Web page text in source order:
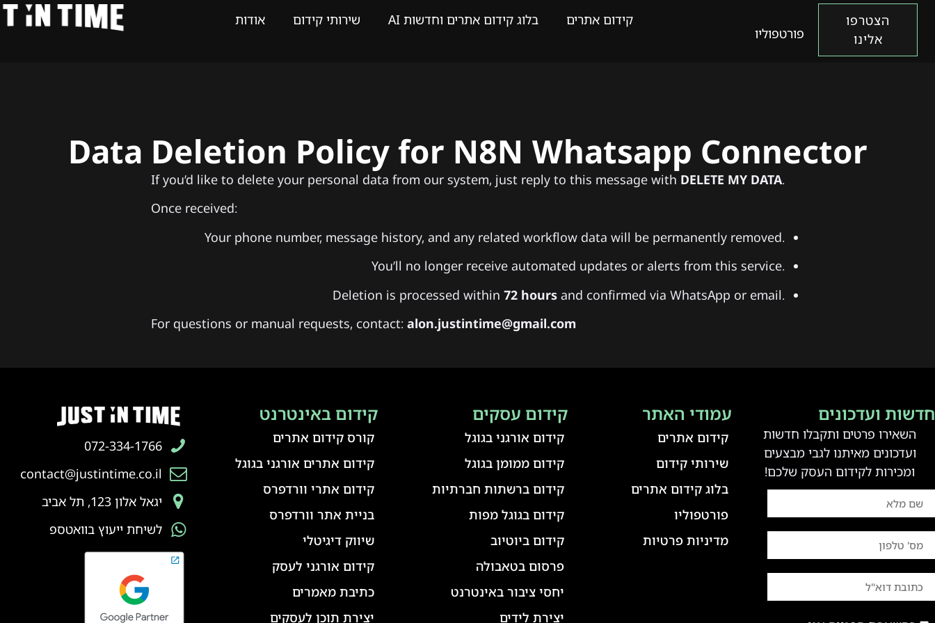
קידום אתרים בלוג קידום אתרים וחדשות AI שירותי קידום אודות
הצטרפו
אלינו
פורטפוליו
Data Deletion Policy for N8N Whatsapp Connector
If you’d like to delete your personal data from our system, just reply to this message with DELETE MY DATA.
Once received:
Your phone number, message history, and any related workflow data will be permanently removed.
You’ll no longer receive automated updates or alerts from this service.
Deletion is processed within 72 hoursand confirmed via WhatsApp or email.
For questions or manual requests, contact: alon.justintime@gmail.com
072-334-1766
contact@justintime.co.il
יגאל אלון 123, תל אביב
לשיחת ייעוץ בוואטספ
קידום באינטרנט
קורס קידום אתרים
קידום אתרים אורגני בגוגל
קידום אתרי וורדפרס
בניית אתר וורדפרס
שיווק דיגיטלי
קידום אורגני לעסק
כתיבת מאמרים
יצירת תוכן לעסקים
קידום עסקים
קידום אורגני בגוגל
קידום ממומן בגוגל
קידום ברשתות חברתיות
קידום בגוגל מפות
קידום ביוטיוב
פרסום בטאבולה
יחסי ציבור באינטרנט
יצירת לידים
עמודי האתר
קידום אתרים
שירותי קידום
בלוג קידום אתרים
פורטפוליו
מדיניות פרטיות
חדשות ועדכונים
השאירו פרטים ותקבלו חדשות
ועדכונים מאיתנו לגבי מבצעים
ומכירות לקידום העסק שלכם!